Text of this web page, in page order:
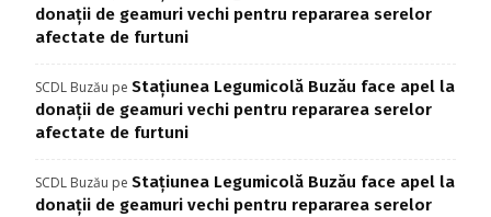
donații de geamuri vechi pentru repararea serelor
afectate de furtuni
SCDL Buzău pe Stațiunea Legumicolă Buzău face apel la
donații de geamuri vechi pentru repararea serelor
afectate de furtuni
SCDL Buzău pe Stațiunea Legumicolă Buzău face apel la
donații de geamuri vechi pentru repararea serelor